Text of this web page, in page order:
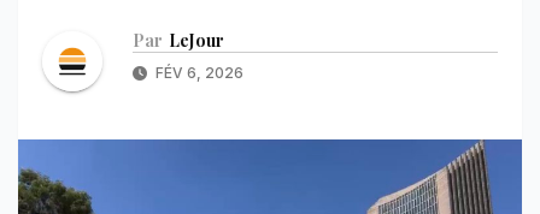
Par LeJour
FÉV 6, 2026